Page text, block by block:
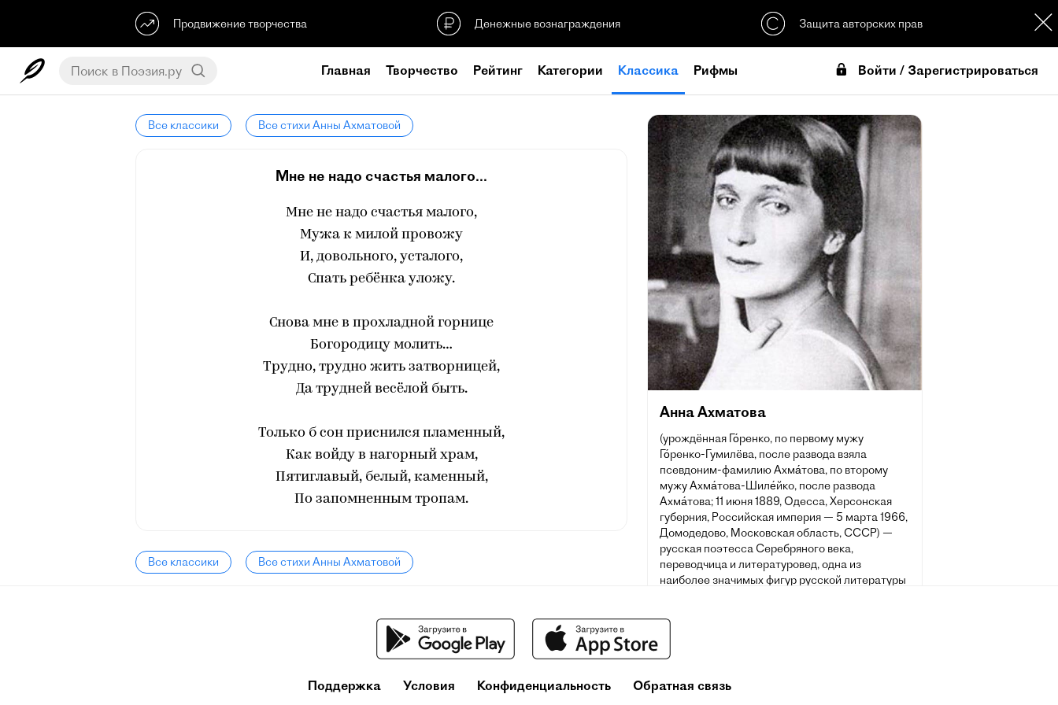
Продвижение творчества Денежные вознаграждения Защита авторских прав
Главная Творчество Рейтинг Категории Классика Рифмы Войти / Зарегистрироваться
Все классики Все стихи Анны Ахматовой
Мне не надо счастья малого...
Мне не надо счастья малого,
Мужа к милой провожу
И, довольного, усталого,
Спать ребёнка уложу.
Снова мне в прохладной горнице
Богородицу молить…
Трудно, трудно жить затворницей,
Да трудней весёлой быть.
Только б сон приснился пламенный,
Как войду в нагорный храм,
Пятиглавый, белый, каменный,
По запомненным тропам.
Все классики Все стихи Анны Ахматовой
Анна Ахматова
(урождённая Го́ренко, по первому мужу
Го́ренко-Гумилёва, после развода взяла
псевдоним-фамилию Ахма́това, по второму
мужу Ахма́това-Шиле́йко, после развода
Ахма́това; 11 июня 1889, Одесса, Херсонская
губерния, Российская империя — 5 марта 1966,
Домодедово, Московская область, СССР) —
русская поэтесса Серебряного века,
переводчица и литературовед, одна из
наиболее значимых фигур русской литературы
Поддержка Условия Конфиденциальность Обратная связь